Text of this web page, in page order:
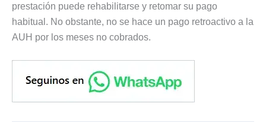
prestación puede rehabilitarse y retomar su pago
habitual. No obstante, no se hace un pago retroactivo a la
AUH por los meses no cobrados.